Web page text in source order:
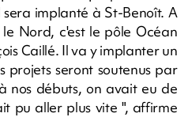
sera implanté à St-Benoît. A
Nord, c'est le pôle Océan
Caillé. Il va y implanter un
projets seront soutenus par
nos débuts, on avait eu de
pu aller plus vite ", affirme